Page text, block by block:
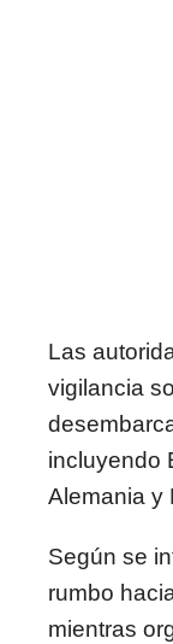
Las
vigilancia
incluyendo
Alemania y
Según se
rumbo
mientras